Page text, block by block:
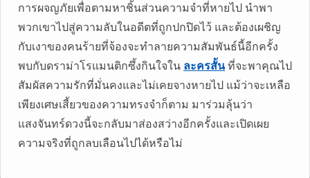
การผจญภัยเพื่อตามหาชิ้นส่วนความจำที่หายไป นำพา
พวกเขาไปสู่ความลับในอดีตที่ถูกปกปิดไว้ และต้องเผชิญ
กับเงาของคนร้ายที่จ้องจะทำลายความสัมพันธ์นี้อีกครั้ง
พบกับดราม่าโรแมนติกซึ้งกินใจใน ละครสั้นที่จะพาคุณไป
สัมผัสความรักที่มั่นคงและไม่เคยจางหายไป แม้ว่าจะเหลือ
เพียงเศษเสี้ยวของความทรงจำก็ตาม มาร่วมลุ้นว่า
แสงจันทร์ดวงนี้จะกลับมาส่องสว่างอีกครั้งและเปิดเผย
ความจริงที่ถูกลบเลือนไปได้หรือไม่